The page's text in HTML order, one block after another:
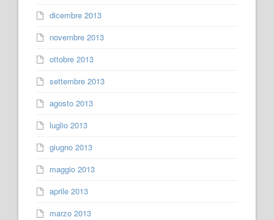
dicembre 2013
novembre 2013
ottobre 2013
settembre 2013
agosto 2013
luglio 2013
giugno 2013
maggio 2013
aprile 2013
marzo 2013